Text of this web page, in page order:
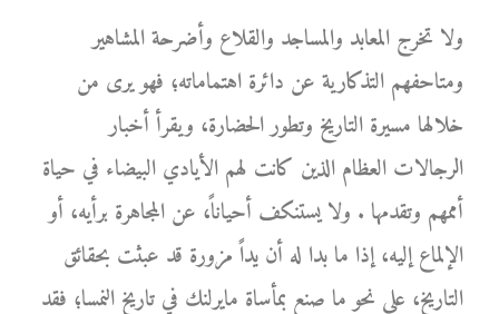
ولا تخرج المعابد والمساجد والقلاع وأضرحة المشاهير
ومتاحفهم التذكارية عن دائرة اهتماماته؛ فهو يرى من
خلالها مسيرة التاريخ وتطور الحضارة، ويقرأ أخبار
الرجالات العظام الذين كانت لهم الأيادي البيضاء في حياة
أممهم وتقدمها . ولا يستنكف أحياناً، عن المجاهرة برأيه، أو
الإلماع إليه، إذا ما بدا له أن يداً مزورة قد عبثت بحقائق
التاريخ، على نحو ما صنع بمأساة مايرلنك في تاريخ النمسا؛ فقد